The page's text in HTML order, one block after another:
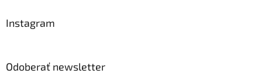
Instagram
Odoberať newsletter